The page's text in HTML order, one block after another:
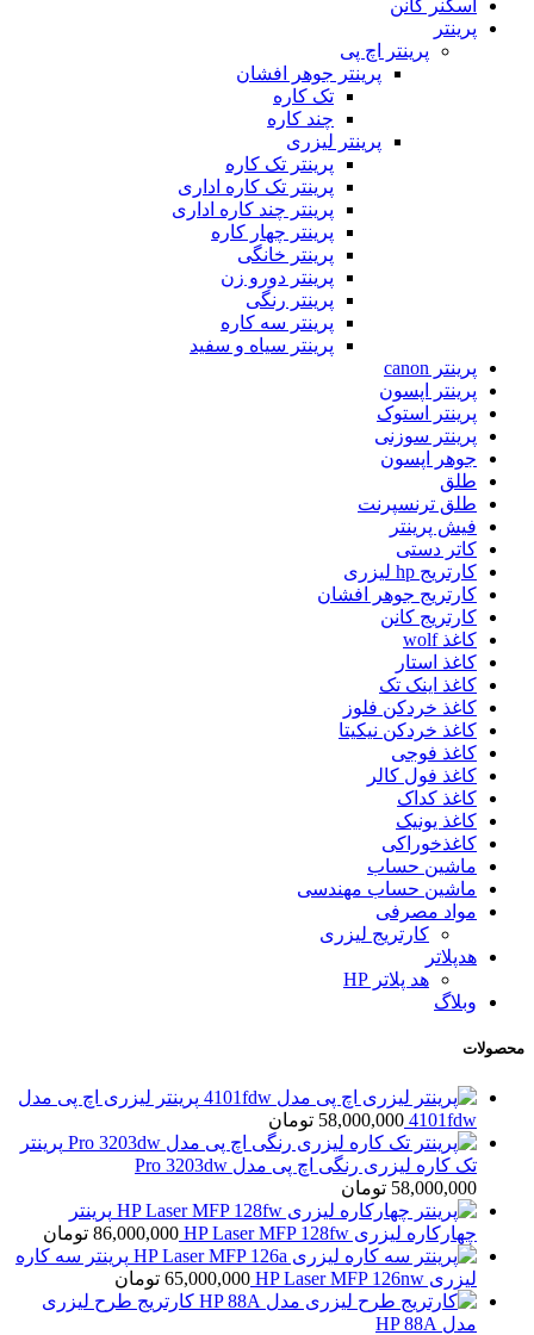
اسکنر کانن
پرینتر
پرینتر اچ پی
پرینتر جوهر افشان
تک کاره
چند کاره
پرینتر لیزری
پرینتر تک کاره
پرینتر تک کاره اداری
پرینتر چند کاره اداری
پرینتر چهار کاره
پرینتر خانگی
پرینتر دورو زن
پرینتر رنگی
پرینتر سه کاره
پرینتر سیاه و سفید
پرینتر canon
پرینتر اپسون
پرینتر استوک
پرینتر سوزنی
جوهر اپسون
طلق
طلق ترنسپرنت
فیش پرینتر
کاتر دستی
کارتریج hp لیزری
کارتریج جوهر افشان
کارتریج کانن
کاغذ wolf
کاغذ استار
کاغذ اینک تک
کاغذ خردکن فلوز
کاغذ خردکن نیکیتا
کاغذ فوجی
کاغذ فول کالر
کاغذ کداک
کاغذ یونیک
کاغذخوراکی
ماشین حساب
ماشین حساب مهندسی
مواد مصرفی
کارتریج لیزری
هدپلاتر
هد پلاتر HP
وبلاگ
محصولات
پرینتر لیزری اچ پی مدل
4101fdw
58,000,000 تومان
پرینتر
تک کاره لیزری رنگی اچ پی مدل Pro 3203dw
58,000,000 تومان
پرینتر
چهارکاره لیزری HP Laser MFP 128fw
86,000,000 تومان
پرینتر سه کاره
لیزری HP Laser MFP 126nw
65,000,000 تومان
کارتریج طرح لیزری
مدل HP 88A